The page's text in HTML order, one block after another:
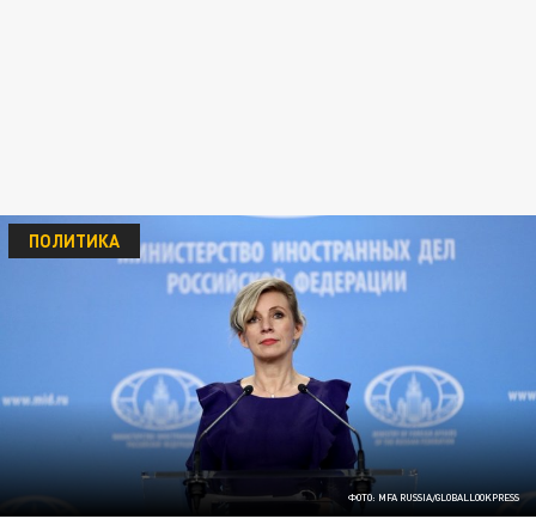
ФОТО: MFA RUSSIA/GLOBALLOOKPRESS
ПОЛИТИКА